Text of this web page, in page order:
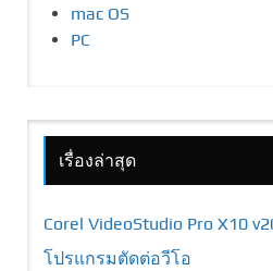
mac OS
PC
เรื่องล่าสุด
Corel VideoStudio Pro X10
โปรแกรมตัดต่อวีโอ